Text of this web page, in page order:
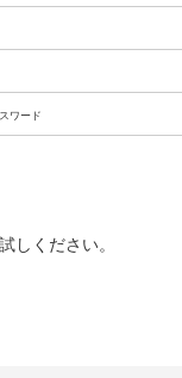
ワード
しください。